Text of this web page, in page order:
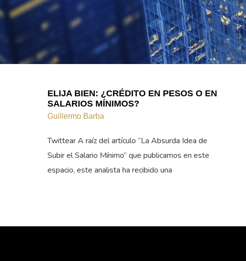
ELIJA BIEN: ¿CRÉDITO EN PESOS O EN
SALARIOS MÍNIMOS?
Guillermo Barba
Twittear A raíz del artículo “La Absurda Idea de
Subir el Salario Mínimo” que publicamos en este
espacio, este analista ha recibido una